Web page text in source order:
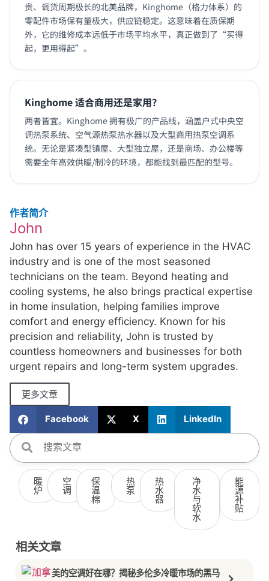
贵、调货周期极长的北美品牌，Kinghome（格力体系）的
零配件市场保有量极大，供应链稳定。这意味着在质保期
外，它的维修成本远低于市场平均水平，真正做到了“买得
起，更用得起”。
Kinghome 适合商用还是家用？
两者皆宜。Kinghome 拥有极广的产品线，涵盖户式中央空
调热泵系统、空气源热泵热水器以及大型商用热泵空调系
统。无论是紧凑型镇屋、大型独立屋，还是商场、办公楼等
需要全年高效供暖/制冷的环境，都能找到最匹配的型号。
作者简介
John
John has over 15 years of experience in the HVAC
industry and is one of the most seasoned
technicians on the team. Beyond heating and
cooling systems, he also brings practical expertise
in home insulation, helping families improve
comfort and energy efficiency. Known for his
precision and reliability, John is trusted by
countless homeowners and businesses for both
urgent repairs and long-term system upgrades.
更多文章
Facebook X LinkedIn
暖
炉
空
调
保
温
棉
热
泵
热
水
器
净
水
与
软
水
能
源
补
贴
相关文章
美的空调好在哪？揭秘多伦多冷暖市场的黑马